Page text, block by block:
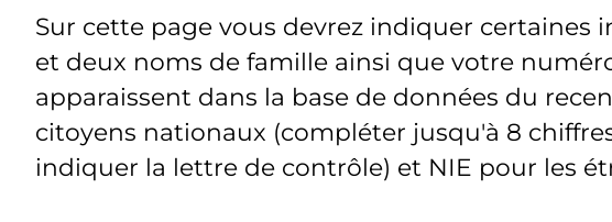
Sur cette page vous devrez indiquer certaines
et deux noms de famille ainsi que votre
apparaissent dans la base de données du
citoyens nationaux (compléter jusqu'à 8
indiquer la lettre de contrôle) et NIE pour les